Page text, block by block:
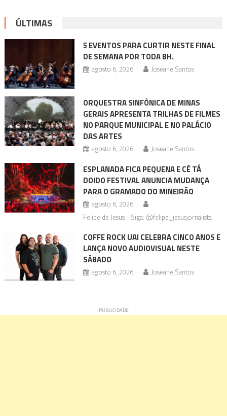
ÚLTIMAS
5 EVENTOS PARA CURTIR NESTE FINAL
DE SEMANA POR TODA BH.
agosto 6, 2026 Joseane Santos
ORQUESTRA SINFÔNICA DE MINAS
GERAIS APRESENTA TRILHAS DE FILMES
NO PARQUE MUNICIPAL E NO PALÁCIO
DAS ARTES
agosto 6, 2026 Joseane Santos
ESPLANADA FICA PEQUENA E CÊ TÁ
DOIDO FESTIVAL ANUNCIA MUDANÇA
PARA O GRAMADO DO MINEIRÃO
agosto 6, 2026
Felipe de Jesus - Siga: @felipe_jesusjornalista
COFFE ROCK UAI CELEBRA CINCO ANOS E
LANÇA NOVO AUDIOVISUAL NESTE
SÁBADO
agosto 6, 2026 Joseane Santos